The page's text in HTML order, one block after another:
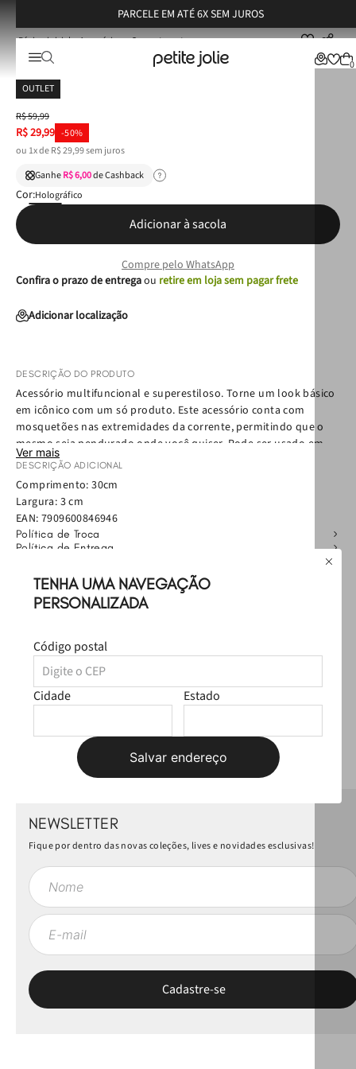
PARCELE EM ATÉ 6X SEM JUROS
TENHA UMA NAVEGAÇÃO
PERSONALIZADA
Código postal
Cidade Estado
Salvar endereço
0
Acessórios Correntes Acessório Petite Jolie Holográfico PJ20248
Acessório Petite Jolie Holográfico PJ20248
OUTLET
R$59,99
R$29,99 -50%
ou 1x deR$29,99sem juros
GanheR$ 6,00de Cashback
Cor:Holográfico
Adicionar à sacola
Compre pelo WhatsApp
Confira o prazo de entregaou retire em loja sem pagar frete
Adicionar localização
DESCRIÇÃO DO PRODUTO
Acessório multifuncional e superestiloso. Torne um look básico
em icônico com um só produto. Este acessório conta com
mosquetões nas extremidades da corrente, permitindo que o
mesmo seja pendurado onde você quiser. Pode ser usado em
uma calça, como bag charm em sua bolsa Petite Jolie preferida
ou até onde sua imaginação e criatividade permitirem. Aposte e
arrase!
Ver mais
DESCRIÇÃO ADICIONAL
Comprimento: 30cm
Largura: 3 cm
EAN: 7909600846946
Política de Troca
Política de Entrega
Avaliações
Faça login para escrever uma avaliação.
Carregando avaliações…
NEWSLETTER
Fique por dentro das novas coleções, lives e novidades esclusivas!